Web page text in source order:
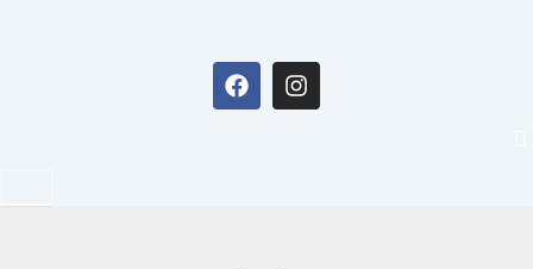
F
a
I
n